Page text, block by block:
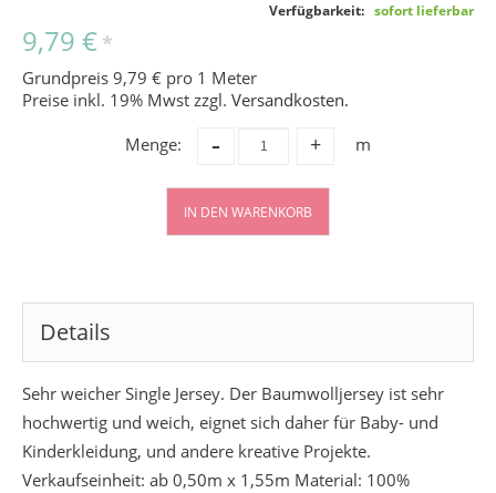
Verfügbarkeit: sofort lieferbar
9,79 € *
Grundpreis 9,79 € pro 1 Meter
Preise inkl. 19% Mwst zzgl. Versandkosten.
Menge:
+
- m
IN DEN WARENKORB
Details
Sehr weicher Single Jersey. Der Baumwolljersey ist sehr
hochwertig und weich, eignet sich daher für Baby- und
Kinderkleidung, und andere kreative Projekte.
Verkaufseinheit: ab 0,50m x 1,55m Material: 100%